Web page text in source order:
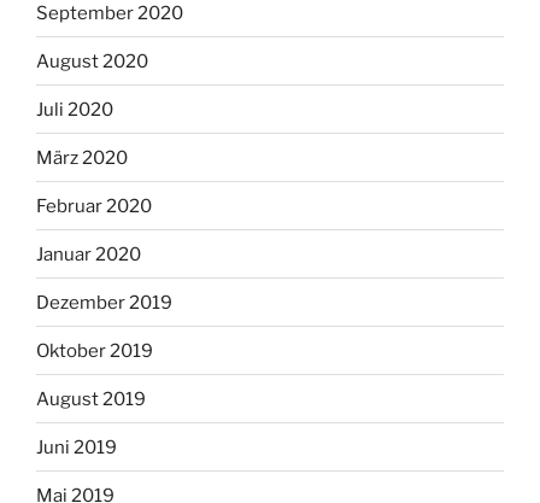
September 2020
August 2020
Juli 2020
März 2020
Februar 2020
Januar 2020
Dezember 2019
Oktober 2019
August 2019
Juni 2019
Mai 2019